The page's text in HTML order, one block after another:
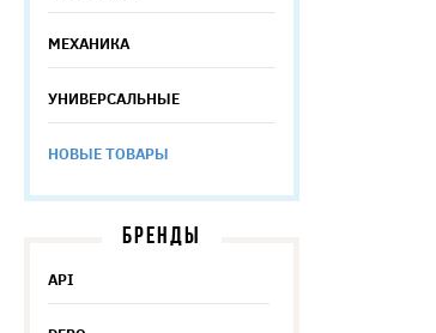
МЕХАНИКА
УНИВЕРСАЛЬНЫЕ
НОВЫЕ ТОВАРЫ
БРЕНДЫ
API